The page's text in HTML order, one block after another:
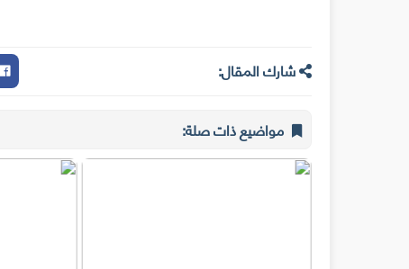
شارك المقال:
مواضيع ذات صلة: